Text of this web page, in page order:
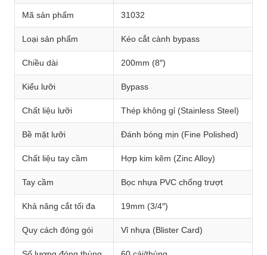
Mã sản phẩm 31032
Loại sản phẩm Kéo cắt cành bypass
Chiều dài 200mm (8″)
Kiểu lưỡi Bypass
Chất liệu lưỡi Thép không gỉ (Stainless Steel)
Bề mặt lưỡi Đánh bóng mịn (Fine Polished)
Chất liệu tay cầm Hợp kim kẽm (Zinc Alloy)
Tay cầm Bọc nhựa PVC chống trượt
Khả năng cắt tối đa 19mm (3/4″)
Quy cách đóng gói Vỉ nhựa (Blister Card)